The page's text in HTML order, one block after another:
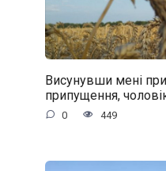
Висунувши мені
припущення,
0 449